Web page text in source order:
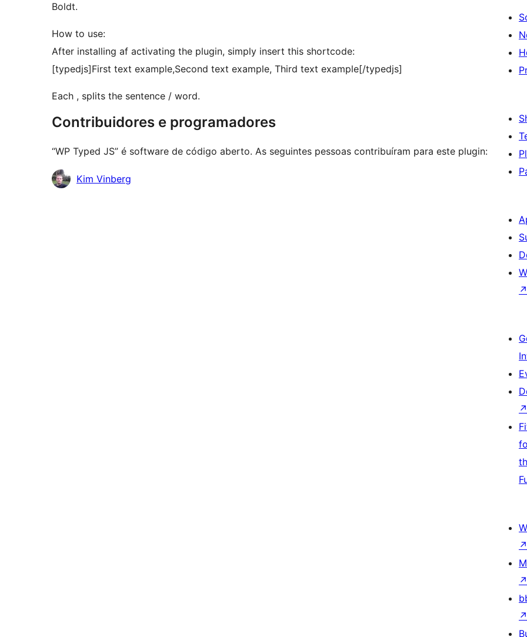
Boldt.
How to use:
After installing af activating the plugin, simply insert this shortcode:
[typedjs]First text example,Second text example, Third text example[/typedjs]
Each , splits the sentence / word.
Contribuidores e programadores
“WP Typed JS” é software de código aberto. As seguintes pessoas contribuíram para este plugin:
Contribuidores
Kim Vinberg
↗
↗
↗
↗
↗